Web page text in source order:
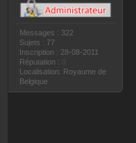
Messages : 322
Sujets : 77
Inscription : 28-08-2011
Réputation :
Localisation: Royaume de
Belgique